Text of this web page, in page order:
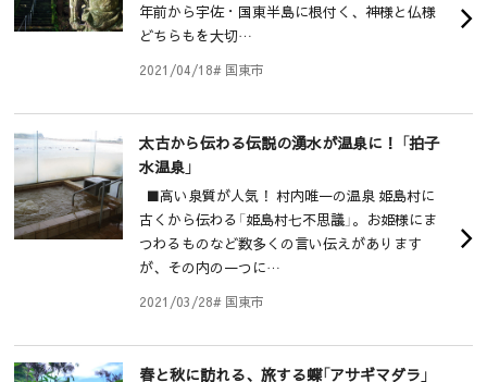
年前から宇佐・国東半島に根付く、神様と仏様
どちらもを大切…
2021/04/18# 国東市
太古から伝わる伝説の湧水が温泉に！ 「拍子
水温泉」
■高い泉質が人気！ 村内唯一の温泉 姫島村に
古くから伝わる「姫島村七不思議」。お姫様にま
つわるものなど数多くの言い伝えがあります
が、その内の一つに…
2021/03/28# 国東市
春と秋に訪れる、旅する蝶「アサギマダラ」